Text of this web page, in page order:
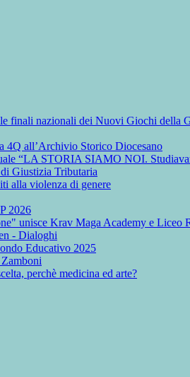
finali nazionali dei Nuovi Giochi della
all’Archivio Storico Diocesano
“LA STORIA SIAMO NOI.
Giustizia Tributaria
alla violenza di genere
2026
unisce Krav Maga Academy e Liceo
- Dialoghi
Educativo 2025
perchè medicina ed arte?